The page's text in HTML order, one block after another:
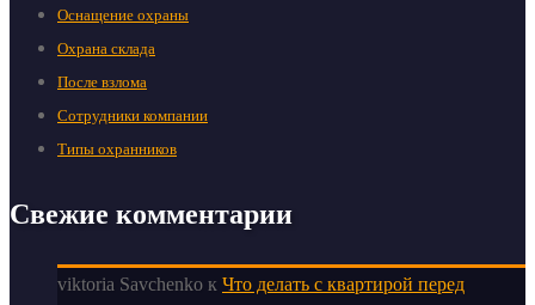
Оснащение охраны
Охрана склада
После взлома
Сотрудники компании
Типы охранников
Свежие комментарии
viktoria Savchenko к Что делать с квартирой перед